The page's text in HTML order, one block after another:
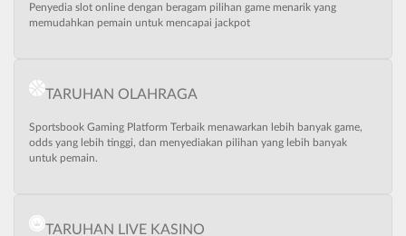
Penyedia slot online dengan beragam pilihan game menarik yang
memudahkan pemain untuk mencapai jackpot
TARUHAN OLAHRAGA
Sportsbook Gaming Platform Terbaik menawarkan lebih banyak game,
odds yang lebih tinggi, dan menyediakan pilihan yang lebih banyak
untuk pemain.
TARUHAN LIVE KASINO